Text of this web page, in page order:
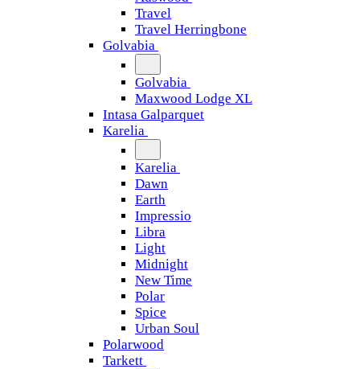
Travel
Travel Herringbone
Golvabia
Golvabia
Maxwood Lodge XL
Intasa Galparquet
Karelia
Karelia
Dawn
Earth
Impressio
Libra
Light
Midnight
New Time
Polar
Spice
Urban Soul
Polarwood
Tarkett